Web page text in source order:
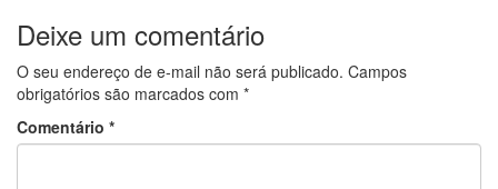
Deixe um comentário
O seu endereço de e-mail não será publicado. Campos
obrigatórios são marcados com *
Comentário *